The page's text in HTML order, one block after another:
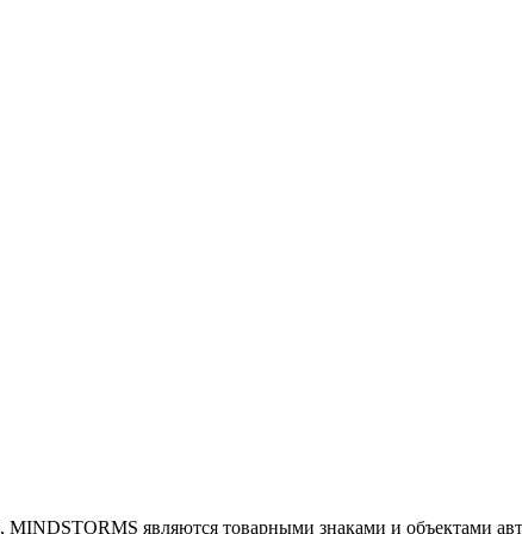
являются товарными знаками и объектами